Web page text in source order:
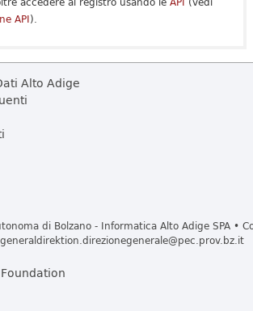
API).
Alto Adige
di Bolzano - Informatica Alto Adige SPA •
generaldirektion.direzionegenerale@pec.prov.bz.it